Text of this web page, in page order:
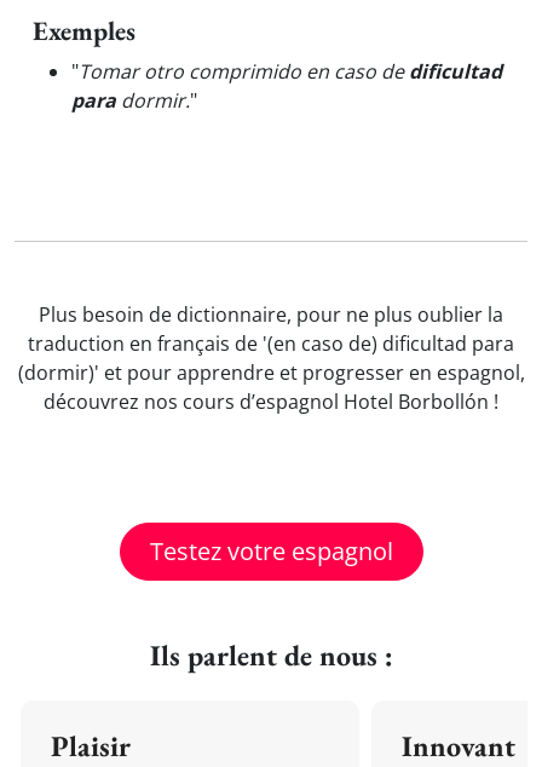
Exemples
"Tomar otro comprimido en caso dedificultad
para dormir."
Plus besoin de dictionnaire, pour ne plus oublier la
traduction en français de '(en caso de) dificultad para
(dormir)' et pour apprendre et progresser en espagnol,
découvrez nos cours d’espagnol Hotel Borbollón !
Testez votre espagnol
Ils parlent de nous :
Plaisir Innovant